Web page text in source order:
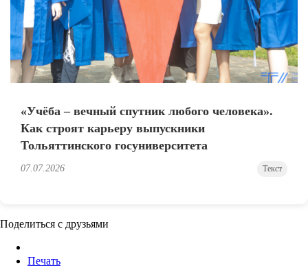
«Учёба – вечный спутник любого человека».
Как строят карьеру выпускники
Тольяттинского госуниверситета
07.07.2026 Текст
Поделиться с друзьями
Печать